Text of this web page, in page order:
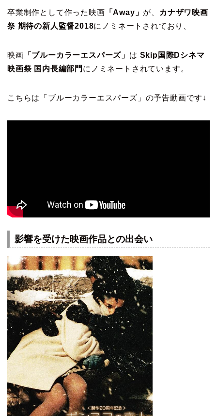
卒業制作として作った映画 「Away」 が、
カナザワ映画
祭 期待の新人監督2018にノミネートされており、
映画 「ブルーカラーエスパーズ」 は Skip国際Dシネマ
映画祭 国内長編部門 にノミネートされています。
こちらは「ブルーカラーエスパーズ」の予告動画です↓
影響を受けた映画作品との出会い